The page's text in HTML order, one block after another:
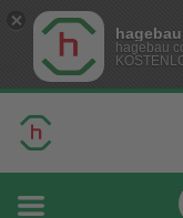
hagebau